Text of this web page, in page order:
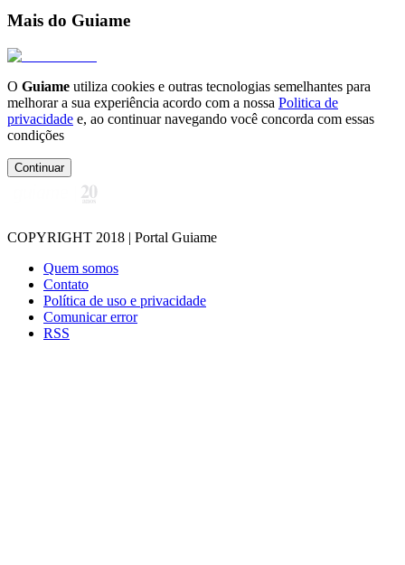
Mais do Guiame
O Guiame utiliza cookies e outras tecnologias semelhantes para
melhorar a sua experiência acordo com a nossa Politica de
privacidade e, ao continuar navegando você concorda com essas
condições
Continuar
COPYRIGHT 2018 | Portal Guiame
Quem somos
Contato
Política de uso e privacidade
Comunicar error
RSS